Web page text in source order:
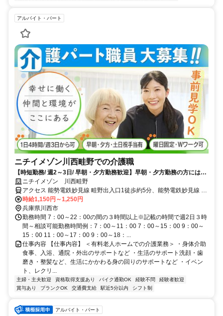
アルバイト・パート
ニチイメゾン川西畦野での介護職
【時短勤務/ 週2～3日/ 早朝・夕方勤務歓迎】早朝・夕方勤務の方には割
増賃金あり！土日は時給300円のプラス支給あり！
ニチイメゾン 川西畦野
アクセス 能勢電鉄妙見線 畦野出入口1徒歩約5分、能勢電鉄妙見線 一
の鳥居徒歩約12分、能勢電鉄日生線 山下（兵庫県）徒歩約17分
時給1,150円～1,250円
兵庫県川西市
勤務時間 7：00～22：00の間の３時間以上※記載の時間で週2日３時
間～相談可能勤務時間例：7：00～11：00 7：00～15：00 9：00～
15：00 11：00～17：00 9：00～18：...
仕事内容 【仕事内容】 ＜有料老人ホームでの介護業務＞ ・身体介助
食事、入浴、通院・外出のサポートなど ・生活のサポート洗顔・歯
磨き・整髪など、生活にかかわる身の回りのサポートなど ・イベン
ト、レクリ...
主婦・主夫歓迎 資格取得支援あり バイク通勤OK 経験不問
経験者歓迎
賞与あり
ブランクOK 交通費支給 駅近5分以内 シフト制
アルバイト・パート